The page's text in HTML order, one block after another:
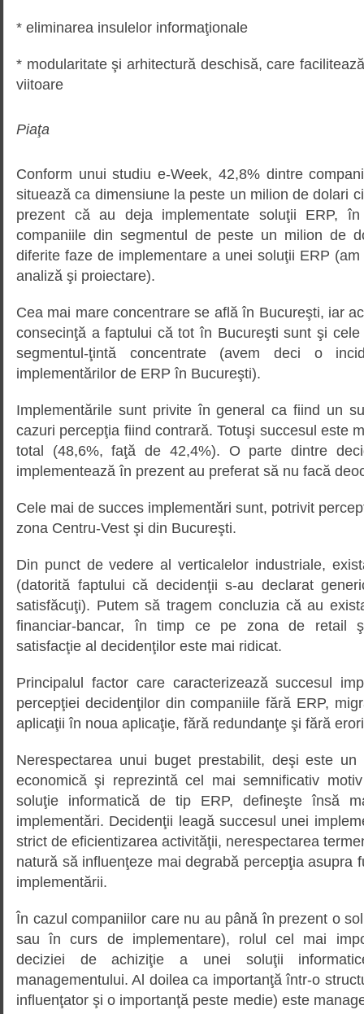
* eliminarea insulelor informaţionale
* modularitate şi arhitectură deschisă, care
viitoare
Piaţa
Conform unui studiu e-Week, 42,8% dintre
situează ca dimensiune la peste un milion de dolari
prezent că au deja implementate soluţii ERP,
companiile din segmentul de peste un milion de
diferite faze de implementare a unei soluţii ERP
analiză şi proiectare).
Cea mai mare concentrare se află în Bucureşti, iar
consecinţă a faptului că tot în Bucureşti sunt şi
segmentul-ţintă concentrate (avem deci o
implementărilor de ERP în Bucureşti).
Implementările sunt privite în general ca fiind un
cazuri percepţia fiind contrară. Totuşi succesul este
total (48,6%, faţă de 42,4%). O parte dintre
implementează în prezent au preferat să nu facă
Cele mai de succes implementări sunt, potrivit
zona Centru-Vest şi din Bucureşti.
Din punct de vedere al verticalelor industriale,
(datorită faptului că decidenţii s-au declarat
satisfăcuţi). Putem să tragem concluzia că au
financiar-bancar, în timp ce pe zona de retail
satisfacţie al decidenţilor este mai ridicat.
Principalul factor care caracterizează succesul
percepţiei decidenţilor din companiile fără ERP,
aplicaţii în noua aplicaţie, fără redundanţe şi fără
Nerespectarea unui buget prestabilit, deşi este
economică şi reprezintă cel mai semnificativ
soluţie informatică de tip ERP, defineşte însă
implementări. Decidenţii leagă succesul unei
strict de eficientizarea activităţii, nerespectarea
natură să influenţeze mai degrabă percepţia asupra
implementării.
În cazul companiilor care nu au până în prezent o
sau în curs de implementare), rolul cel mai
deciziei de achiziţie a unei soluţii
managementului. Al doilea ca importanţă într-o
influenţator şi o importanţă peste medie) este